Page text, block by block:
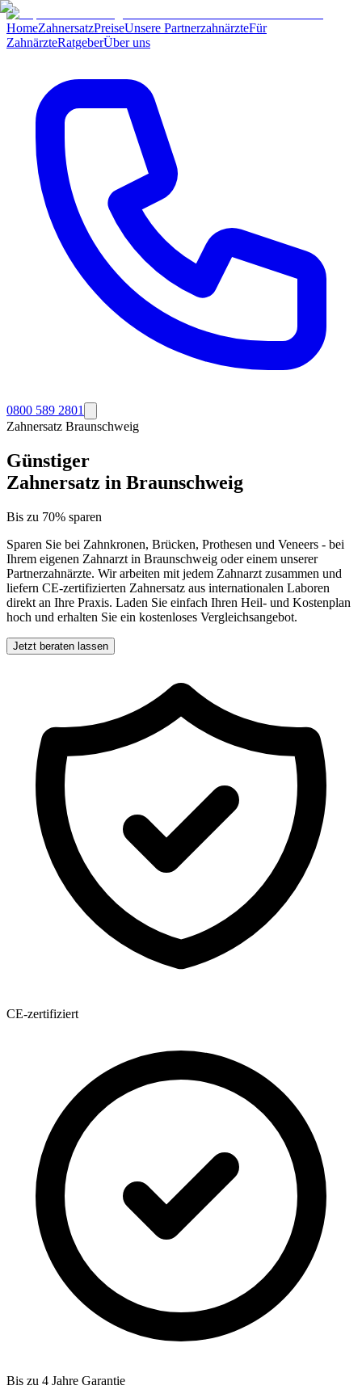
HomeZahnersatzPreiseUnsere PartnerzahnärzteFür
ZahnärzteRatgeberÜber uns
0800 589 2801
Zahnersatz Braunschweig
Günstiger
Zahnersatz in Braunschweig
Bis zu 70% sparen
Sparen Sie bei Zahnkronen, Brücken, Prothesen und Veneers - bei
Ihrem eigenen Zahnarzt in Braunschweig oder einem unserer
Partnerzahnärzte. Wir arbeiten mit jedem Zahnarzt zusammen und
liefern CE-zertifizierten Zahnersatz aus internationalen Laboren
direkt an Ihre Praxis. Laden Sie einfach Ihren Heil- und Kostenplan
hoch und erhalten Sie ein kostenloses Vergleichsangebot.
Jetzt beraten lassen
CE-zertifiziert
Bis zu 4 Jahre Garantie